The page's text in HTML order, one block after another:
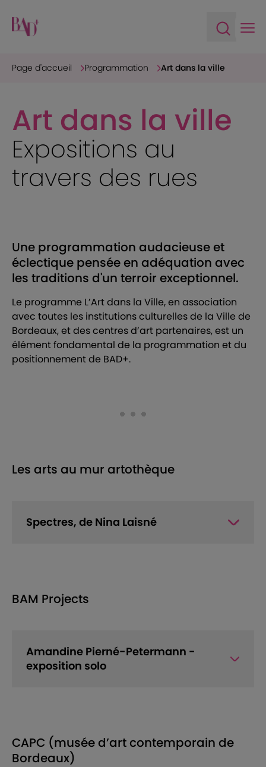
Page d'accueil Programmation Art dans la ville
Art dans la ville
Expositions au
travers des rues
Une programmation audacieuse et
éclectique pensée en adéquation avec
les traditions d'un terroir exceptionnel.
Le programme L’Art dans la Ville, en association
avec toutes les institutions culturelles de la Ville de
Bordeaux, et des centres d’art partenaires, est un
élément fondamental de la programmation et du
positionnement de BAD+.
Les arts au mur artothèque
Spectres, de Nina Laisné
BAM Projects
Amandine Pierné-Petermann -
exposition solo
CAPC (musée d’art contemporain de
Bordeaux)